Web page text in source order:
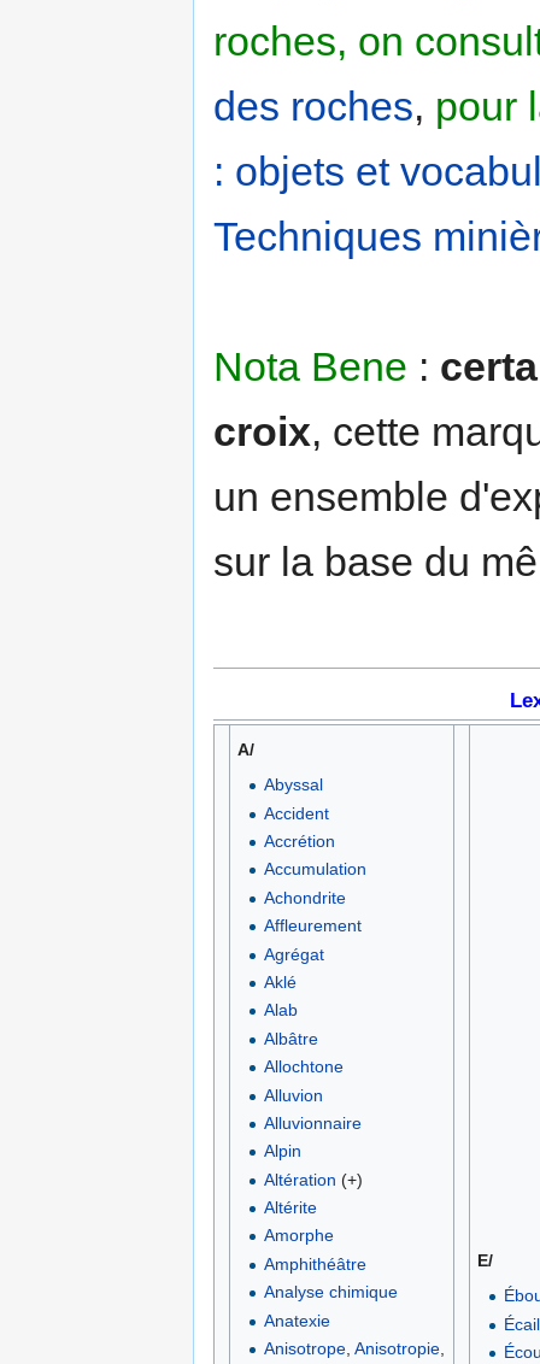
roches, on
des roches, pour
: objets et
Techniques
Nota Bene :
croix, cette
un ensemble
sur la base du
A/
Abyssal
Accident
Accrétion
Accumulation
Achondrite
Affleurement
Agrégat
Aklé
Alab
Albâtre
Allochtone
Alluvion
Alluvionnaire
Alpin
Altération (+)
Altérite
Amorphe
Amphithéâtre
Analyse chimique
Anatexie
Anisotrope, Anisotropie,
E/